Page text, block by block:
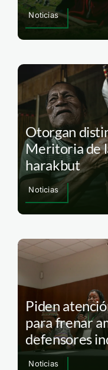
Noticias
Otorgan
Meritoria de
harakbut
Noticias
Piden
para frenar
defensores
Noticias